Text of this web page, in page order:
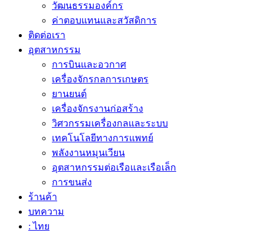
วัฒนธรรมองค์กร
ค่าตอบแทนและสวัสดิการ
ติดต่อเรา
อุตสาหกรรม
การบินและอวกาศ
เครื่องจักรกลการเกษตร
ยานยนต์
เครื่องจักรงานก่อสร้าง
วิศวกรรมเครื่องกลและระบบ
เทคโนโลยีทางการแพทย์
พลังงานหมุนเวียน
อุตสาหกรรมต่อเรือและเรือเล็ก
การขนส่ง
ร้านค้า
บทความ
: ไทย